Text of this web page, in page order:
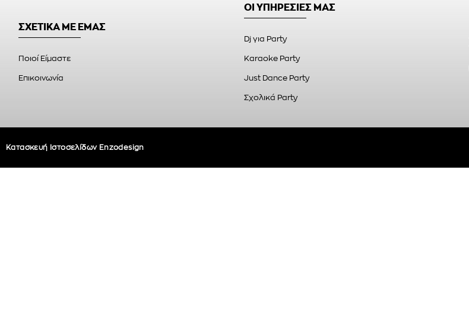
ΣΧΕΤΙΚΑ ΜΕ ΕΜΑΣ
Ποιοί Είμαστε
Επικοινωνία
ΟΙ ΥΠΗΡΕΣΙΕΣ ΜΑΣ
Dj για Party
Karaoke Party
Just Dance Party
Σχολικά Party
Κατασκευή Ιστοσελίδων Enzodesign